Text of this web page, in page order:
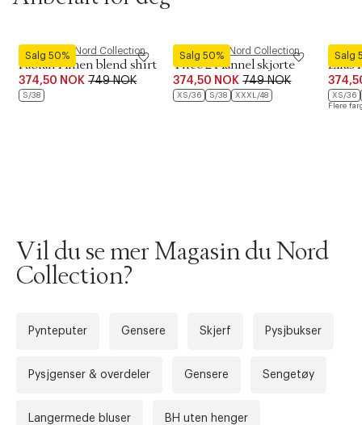
Salg 50%
Magasin du Nord Collection
Fabian 1 linen blend shirt
374,50 NOK 749 NOK
S/38
Salg 50%
Magasin du Nord Collection
Theo 2 Flannel skjorte
374,50 NOK 749 NOK
XS/36 S/38 XXXL/48
Salg
Elias
XS/36
Flere
Vil du se mer Magasin du Nord
Collection?
Pynteputer Gensere Skjerf Pysjbukser
Pysjgenser & overdeler Gensere Sengetøy
Langermede bluser BH uten henger